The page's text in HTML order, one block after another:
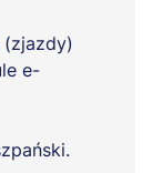
e-